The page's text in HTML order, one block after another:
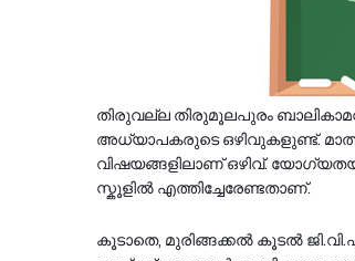
തിരുവല്ല തിരുമൂലപുരം
അധ്യാപകരുടെ ഒഴിവുകളുണ്ട്.
വിഷയങ്ങളിലാണ് ഒഴിവ്.
സ്കൂളിൽ എത്തിച്ചേരേണ്ടതാണ്.
കൂടാതെ, മുരിങ്ങക്കൽ കൂടൽ